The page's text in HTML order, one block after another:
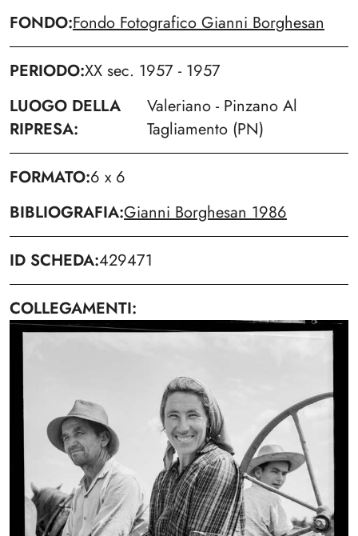
FONDO Fondo Fotografico Gianni Borghesan
PERIODO XX sec. 1957 - 1957
LUOGO DELLA
RIPRESA
Valeriano - Pinzano Al
Tagliamento (PN)
FORMATO 6 x 6
BIBLIOGRAFIA Gianni Borghesan 1986
ID SCHEDA 429471
COLLEGAMENTI